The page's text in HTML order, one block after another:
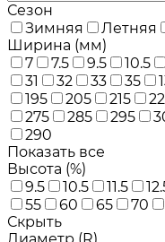
Сезон
Зимняя
Летняя
Ширина (мм)
7
7.5 9.5 10.5
31
32 33 35
195
205 215
275
285 295
290
Показать все
Высота (%)
9.5
10.5 11.5
55
60 65 70
Скрыть